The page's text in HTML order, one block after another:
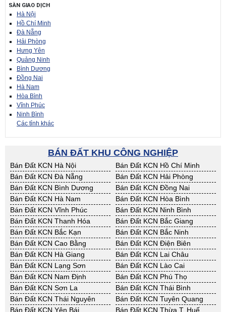
SÀN GIAO DỊCH
Hà Nội
Hồ Chí Minh
Đà Nẵng
Hải Phòng
Hưng Yên
Quảng Ninh
Bình Dương
Đồng Nai
Hà Nam
Hòa Bình
Vĩnh Phúc
Ninh Bình
Các tỉnh khác
BÁN ĐẤT KHU CÔNG NGHIỆP
Bán Đất KCN Hà Nội
Bán Đất KCN Hồ Chí Minh
Bán Đất KCN Đà Nẵng
Bán Đất KCN Hải Phòng
Bán Đất KCN Bình Dương
Bán Đất KCN Đồng Nai
Bán Đất KCN Hà Nam
Bán Đất KCN Hòa Bình
Bán Đất KCN Vĩnh Phúc
Bán Đất KCN Ninh Bình
Bán Đất KCN Thanh Hóa
Bán Đất KCN Bắc Giang
Bán Đất KCN Bắc Kạn
Bán Đất KCN Bắc Ninh
Bán Đất KCN Cao Bằng
Bán Đất KCN Điện Biên
Bán Đất KCN Hà Giang
Bán Đất KCN Lai Châu
Bán Đất KCN Lạng Sơn
Bán Đất KCN Lào Cai
Bán Đất KCN Nam Định
Bán Đất KCN Phú Thọ
Bán Đất KCN Sơn La
Bán Đất KCN Thái Bình
Bán Đất KCN Thái Nguyên
Bán Đất KCN Tuyên Quang
Bán Đất KCN Yên Bái
Bán Đất KCN Thừa T. Huế